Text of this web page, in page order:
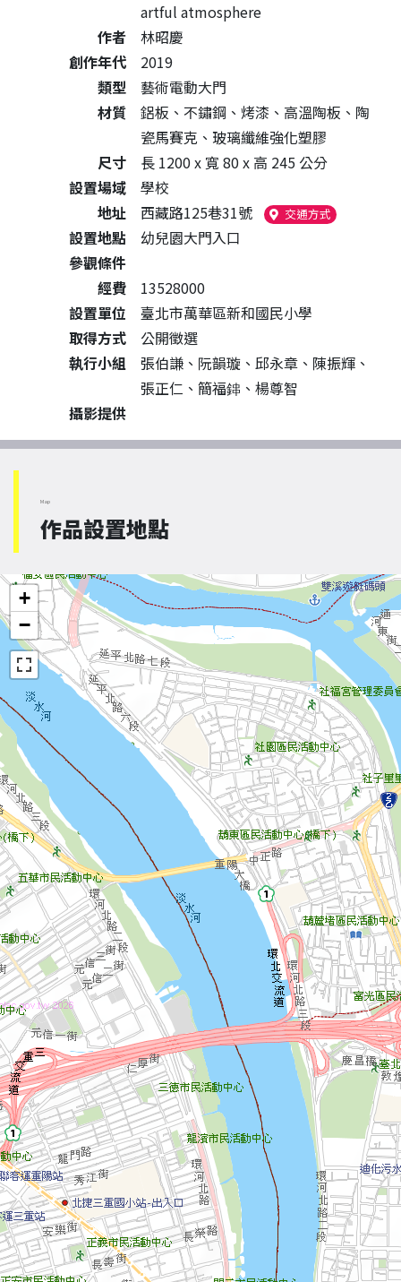
artful atmosphere
作者
林昭慶
創作年代
2019
類型
藝術電動大門
材質
鋁板、不鏽鋼、烤漆、高溫陶板、陶
瓷馬賽克、玻璃纖維強化塑膠
尺寸
長 1200 x 寬 80 x 高 245 公分
設置場域
學校
地址
西藏路125巷31號 交通方式（另開新視
設置地點
幼兒園大門入口
參觀條件
經費
13528000
設置單位
臺北市萬華區新和國民小學
取得方式
公開徵選
執行小組
張伯謙、阮韻璇、邱永章、陳振輝、
張正仁、簡福鋛、楊尊智
攝影提供
Map
作品設置地點
+
−